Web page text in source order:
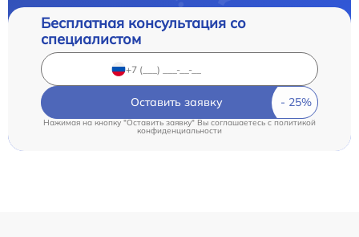
Бесплатная консультация со
специалистом
Оставить заявку
Нажимая на кнопку "Оставить заявку" Вы соглашаетесь c политикой
конфиденциальности